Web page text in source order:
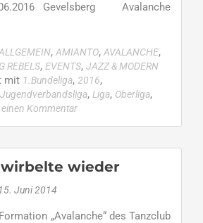
Gevelsberg Avalanche
, AMIANTO, AVALANCHE,
REBELS, EVENTS, JAZZ & MODERN
mit 1.Bundeliga, 2016,
Jugendverbandsliga, Liga, Oberliga,
Kommentar
wirbelte wieder
15. Juni 2014
„Avalanche“ des Tanzclub